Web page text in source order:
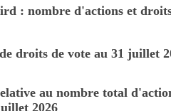
: nombre d'actions et
droits de vote au 31 juillet
au nombre total
2026